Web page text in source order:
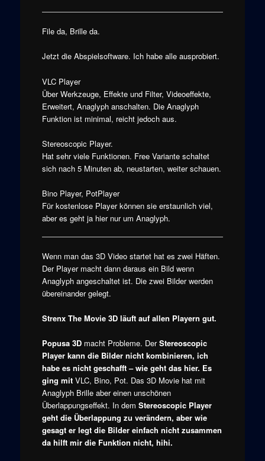
File da, Brille da.
Jetzt die Abspielsoftware. Ich habe alle ausprobiert.
VLC Player
Über Werkzeuge, Effekte und Filter, Videoeffekte,
Erweitert, Anaglyph anschalten. Die Anaglyph
Funktion ist minimal, reicht jedoch aus.
Stereoscopic Player.
Hat sehr viele Funktionen. Free Variante schaltet
sich nach 5 Minuten ab, neustarten, weiter schauen.
Bino Player, PotPlayer
Für kostenlose Player können sie erstaunlich viel,
aber es geht ja hier nur um Anaglyph.
Wenn man das 3D Video startet hat es zwei Häften.
Der Player macht dann daraus ein Bild wenn
Anaglyph angeschaltet ist. Die zwei Bilder werden
übereinander gelegt.
Strenx The Movie 3D läuft auf allen Playern gut.
Popusa 3Dmacht Probleme. DerStereoscopic
Player kann die Bilder nicht kombinieren, ich
habe es nicht geschafft – wie geht das hier. Es
ging mit VLC, Bino, Pot. Das 3D Movie hat mit
Anaglyph Brille aber einen unschönen
Überlappungseffekt. In dem Stereoscopic Player
geht die Überlappung zu verändern, aber wie
gesagt er legt die Bilder einfach nicht zusammen
da hilft mir die Funktion nicht, hihi.